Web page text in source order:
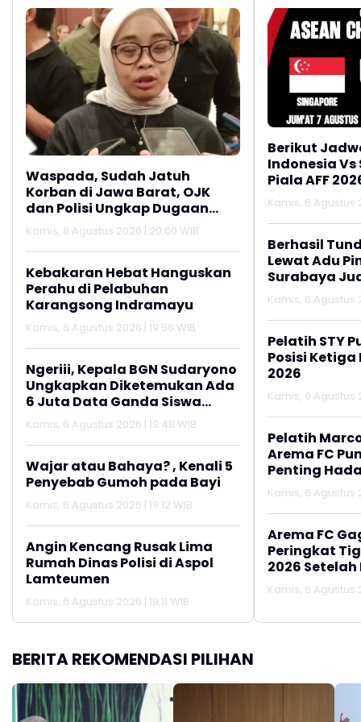
Waspada, Sudah Jatuh
Korban di Jawa Barat, OJK
dan Polisi Ungkap Dugaan
Penipuan Modus Titip Limit
Paylater
Kamis, 6 Agustus 2026 | 20:00 WIB
Kebakaran Hebat Hanguskan
Perahu di Pelabuhan
Karangsong Indramayu
Kamis, 6 Agustus 2026 | 19:56 WIB
Ngeriii, Kepala BGN Sudaryono
Ungkapkan Diketemukan Ada
6 Juta Data Ganda Siswa
Penerima MBG
Kamis, 6 Agustus 2026 | 19:48 WIB
Wajar atau Bahaya? , Kenali 5
Penyebab Gumoh pada Bayi
Kamis, 6 Agustus 2026 | 19:12 WIB
Angin Kencang Rusak Lima
Rumah Dinas Polisi di Aspol
Lamteumen
Kamis, 6 Agustus 2026 | 19:11 WIB
Berikut
Indonesia
Piala AFF
Kamis, 6 Agustus
Berhasil
Lewat Adu
Surabaya
2026
Kamis, 6 Agustus
Pelatih STY
Posisi Ketiga
2026
Kamis, 6 Agustus
Pelatih
Arema FC
Penting
Kamis, 6 Agustus
Arema FC
Peringkat
2026
Persija
Kamis, 6 Agustus
BERITA REKOMENDASI PILIHAN